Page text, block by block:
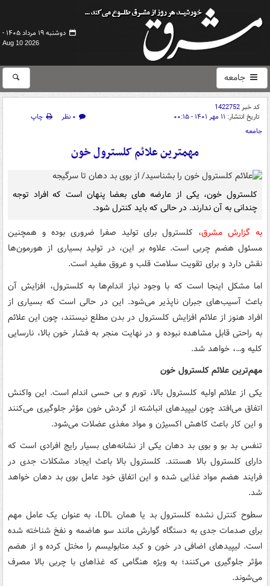
دوشنبه ۱۹ مرداد ۱۴۰۵ -
Aug 10 2026
جامعه
کد خبر1422752
تاریخ انتشار: ۱۱ مهر ۱۴۰۱ - ۰۰:۱۵ ۰ نظر
چاپ
جامعه
مهمترین علائم کلسترول خون
کلسترول خون، یکی از عارضه های بعضا پنهان است که افراد توجه
چندانی به آن ندارند. در حالی که باید کنترل شود.
به گزارش مشرق، کلسترول برای تولید صفرا ضروری بوده و همچنین
مسئول هضم چربی است. علاوه بر این، در تولید بسیاری از هورمون‌ها
نقش دارد و برای تقویت سلامت قلب و عروق مفید است.
اما مشکل اینجا است که با وجود نیاز اندام‌ها به کلسترول، افزایش آن
باعث آسیب‌های جبران ناپذیر می‌شود. این در حالی است که بسیاری از
افراد هنوز از علائم افزایش کلسترول در بدن مطلع نیستند، چون این علائم
به راحتی قابل مشاهده نبوده و در نهایت منجر به فشار خون بالا، نارسایی
کلیه و…، خواهد شد.
مهم‌ترین علائم کلسترول خون
یکی از علائم اولیه کلسترول بالا، تورم و بی حسی اندام است. این واکنش
اتفاق می‌افتد چون لیپیدهای انباشته از گردش خون مؤثر جلوگیری می‌کنند
و این کار باعث کاهش اکسیژن و مواد مغذی عضلات می‌شود.
تنفس بد بو و بوی بد دهان یکی از نشانه‌های بسیار رایج افرادی است که
دارای کلسترول بالا هستند. کلسترول بالا باعث ایجاد مشکلات جدی در
فرایند هضم مواد غذایی شده و این اتفاق خود عامل بوی بد دهان خواهد
شد.
سطوح کنترل نشده کلسترول بد یا همان LDL، به عنوان یک عامل مهم
برای صدمات جدی به دستگاه گوارش مانند سو هاضمه و نفخ شناخته شده
است. لیپیدهای اضافی در خون و کبد متابولیسم را مختل کرده و از هضم
مؤثر جلوگیری می‌کنند؛ به ویژه هنگامی که غذاهای با چربی بالا مصرف
می‌شوند.